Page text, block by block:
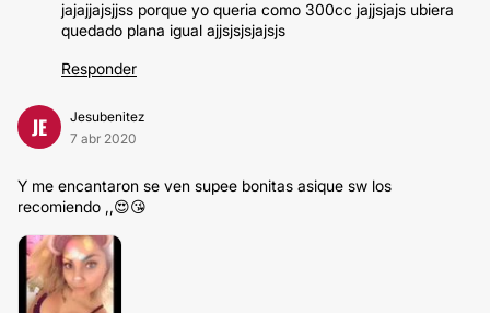
jajajjajsjjss porque yo queria como 300cc jajjsjajs ubiera
quedado plana igual ajjsjsjsjajsjs
Responder
JE
Jesubenitez
7 abr 2020
Y me encantaron se ven supee bonitas asique sw los
recomiendo ,,😍😘